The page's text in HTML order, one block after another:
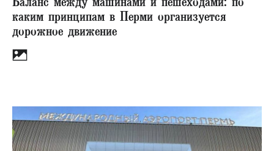
Баланс между машинами и пешеходами: по
каким принципам в Перми организуется
дорожное движение